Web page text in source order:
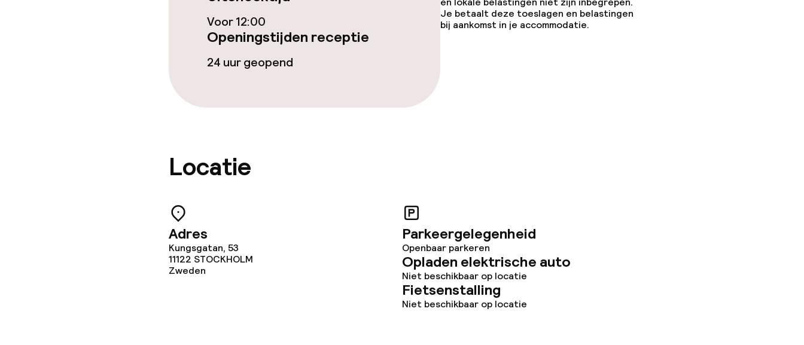
Zakelijke faciliteiten
Overal rookvrij
Voor 12:00
Openingstijden receptie
24 uur geopend
Je betaalt deze toeslagen en belastingen
bij aankomst in je accommodatie.
Locatie
Adres
Kungsgatan, 53
11122 STOCKHOLM
Zweden
Parkeergelegenheid
Openbaar parkeren
Opladen elektrische auto
Niet beschikbaar op locatie
Fietsenstalling
Niet beschikbaar op locatie